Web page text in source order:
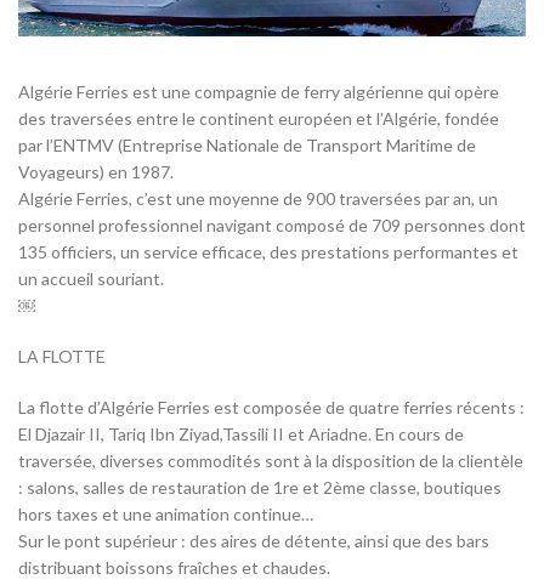
Algérie Ferries est une compagnie de ferry algérienne qui opère
des traversées entre le continent européen et l’Algérie, fondée
par l’ENTMV (Entreprise Nationale de Transport Maritime de
Voyageurs) en 1987.
Algérie Ferries, c’est une moyenne de 900 traversées par an, un
personnel professionnel navigant composé de 709 personnes dont
135 officiers, un service efficace, des prestations performantes et
un accueil souriant.
￼
LA FLOTTE
La flotte d’Algérie Ferries est composée de quatre ferries récents :
El Djazair II, Tariq Ibn Ziyad,Tassili II et Ariadne. En cours de
traversée, diverses commodités sont à la disposition de la clientèle
: salons, salles de restauration de 1re et 2ème classe, boutiques
hors taxes et une animation continue…
Sur le pont supérieur : des aires de détente, ainsi que des bars
distribuant boissons fraîches et chaudes.